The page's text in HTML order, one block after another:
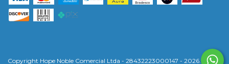
Copyright Hope Noble Comercial Ltda - 28432223000147 - 2026. Todos